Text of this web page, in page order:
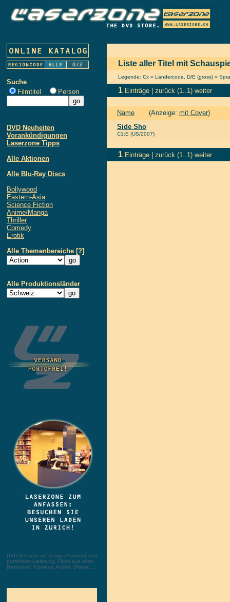
Suche
Filmtitel
Person
DVD Neuheiten
Vorankündigungen
Laserzone Tipps
Alle Aktionen
Alle Blu-Ray Discs
Bollywood
Eastern-Asia
Science Fiction
Anime/Manga
Thriller
Comedy
Erotik
Alle Themenbereiche [?]
Alle Produktionsländer
DVD Versand mit riesiger Auswahl und
portofreier Lieferung. Filme aus allen
Bereichen: Comedy, Action, Drama, ...
Liste aller Titel mit
Legende: Cx = Ländercode, D/E (gross) =
1 Einträge | zurück (1..1) weiter
Name (Anzeige: mit Cover)
Side Sho
C1:E (US/2007)
1 Einträge | zurück (1..1) weiter